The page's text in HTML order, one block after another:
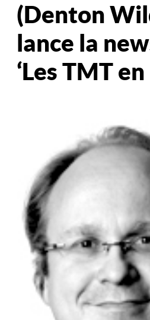
(Denton
lance la
‘Les TMT